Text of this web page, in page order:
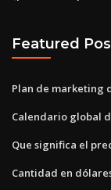
Featured
Plan de marketing
Calendario global
Que significa el
Cantidad en